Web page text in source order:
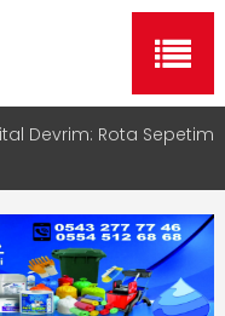
Devrim: Rota Sepetim
Makam Koltuğunu
Çocuklara Bıraktı
Google ve Yapay Zeka
Aramalarında Öne Çıkın
Rehberi Hizmete Girdi